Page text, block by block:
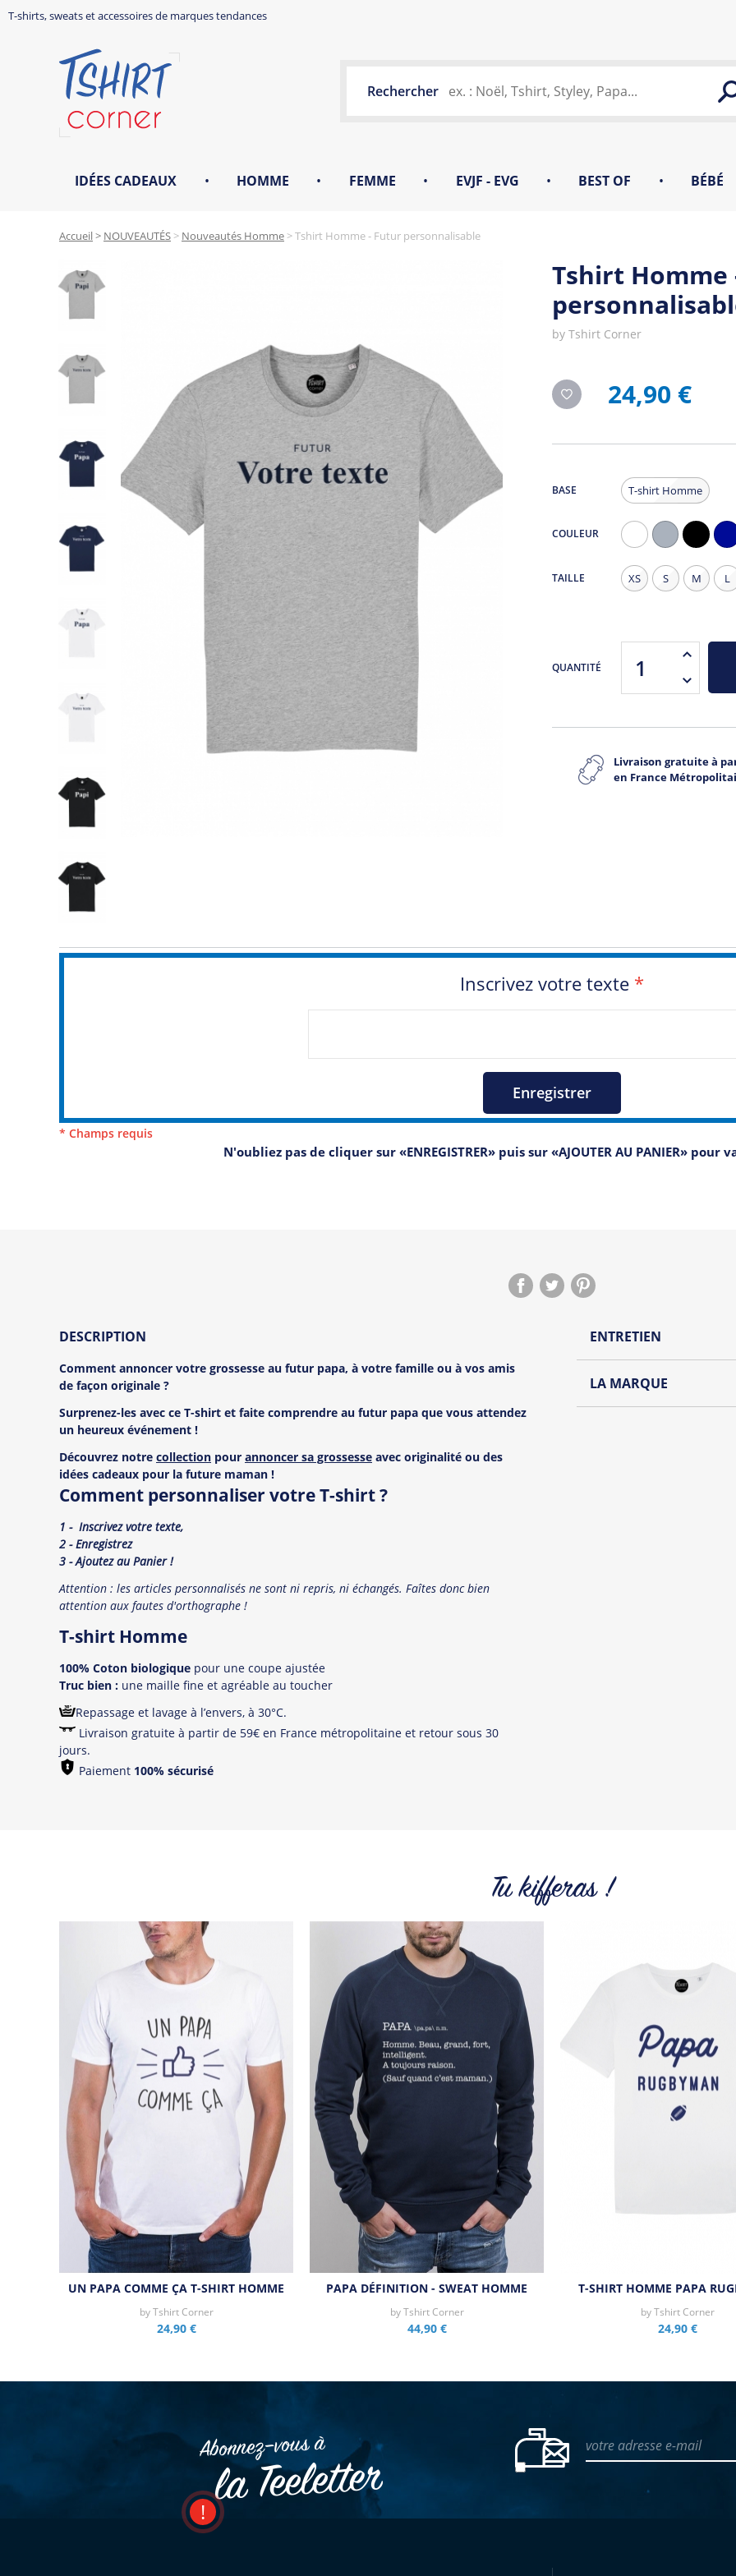
T-shirts, sweats et accessoires de marques tendances
Rechercher
IDÉES CADEAUX • HOMME • FEMME • EVJF - EVG • BEST OF • BÉBÉ
Accueil> NOUVEAUTÉS > Nouveautés Homme >Tshirt Homme - Futur personnalisable
Tshirt Homme
by Tshirt Corner
24,90 €
BASE T-shirt Homme
COULEUR
Chiné
TAILLE XS S M L
QUANTITÉ
Livraison gratuite à
en France
Inscrivez votre texte *
Enregistrer
* Champs requis
N'oubliez pas de cliquer sur «ENREGISTRER» puis sur «AJOUTER AU PANIER»
DESCRIPTION
Comment annoncer votre grossesse au futur papa, à votre famille ou à vos amis
de façon originale ?
Surprenez-les avec ce T-shirt et faite comprendre au futur papa que vous attendez
un heureux événement !
Découvrez notre collection pour annoncer sa grossesse avec originalité ou des
idées cadeaux pour la future maman !
Comment personnaliser votre T-shirt ?
1 - Inscrivez votre texte,
2 - Enregistrez
3 -Ajoutez au Panier !
Attention : les articles personnalisés ne sont ni repris, ni échangés. Faîtes donc bien
attention aux fautes d'orthographe !
T-shirt Homme
100% Coton biologique pour une coupe ajustée
Truc bien : une maille fine et agréable au toucher
Repassage et lavage à l’envers, à 30°C.
Livraison gratuite à partir de 59€ en France métropolitaine et retour sous 30
jours.
Paiement 100% sécurisé
ENTRETIEN
LA MARQUE
Tu kifferas !
UN PAPA COMME ÇA T-SHIRT HOMME
byTshirt Corner
24,90 €
PAPA DÉFINITION - SWEAT HOMME
byTshirt Corner
44,90 €
T-SHIRT HOMME PAPA
byTshirt Corner
24,90 €
Abonnez–vous à
la Teeletter
votre adresse e-mail